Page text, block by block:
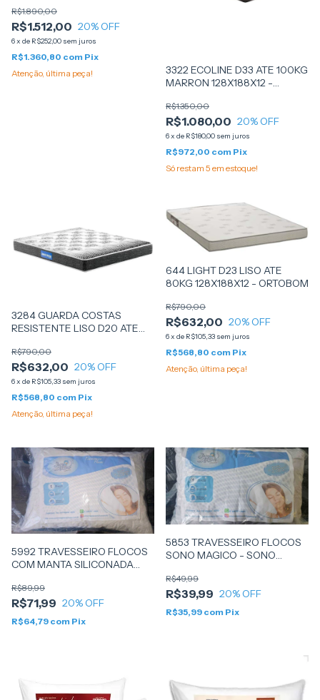
R$1.512,00
R$1.890,00
20% OFF
6x de R$252,00 sem juros
R$1.360,80 com Pix
Atenção, última peça!
3322 ECOLINE D33 ATE 100KG
MARRON 128X188X12 -
R$1.080,00
R$1.350,00
20% OFF
6x de R$180,00 sem juros
R$972,00 com Pix
Só restam 5 em estoque!
3284 GUARDA COSTAS
RESISTENTE LISO D20 ATE
- PROBEL
R$632,00
R$790,00
20% OFF
6x de R$105,33 sem juros
R$568,80 com Pix
Atenção, última peça!
644 LIGHT D23 LISO ATE
80KG 128X188X12 - ORTOBOM
R$632,00
R$790,00
20% OFF
6x de R$105,33 sem juros
R$568,80 com Pix
Atenção, última peça!
5992 TRAVESSEIRO FLOCOS
COM MANTA SILICONADA
MACIO
R$71,99
R$89,99
20% OFF
R$64,79 com Pix
5853 TRAVESSEIRO FLOCOS
SONO MAGICO - SONO
R$39,99
R$49,99
20% OFF
R$35,99 com Pix